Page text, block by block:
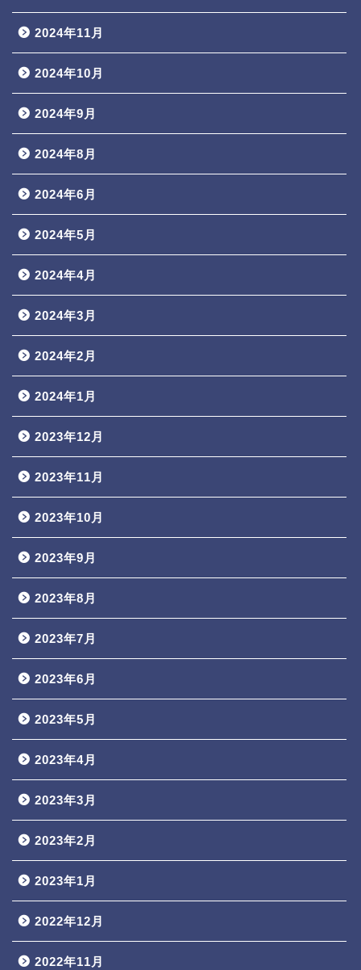
2024年11月
2024年10月
2024年9月
2024年8月
2024年6月
2024年5月
2024年4月
2024年3月
2024年2月
2024年1月
2023年12月
2023年11月
2023年10月
2023年9月
2023年8月
2023年7月
2023年6月
2023年5月
2023年4月
2023年3月
2023年2月
2023年1月
2022年12月
2022年11月